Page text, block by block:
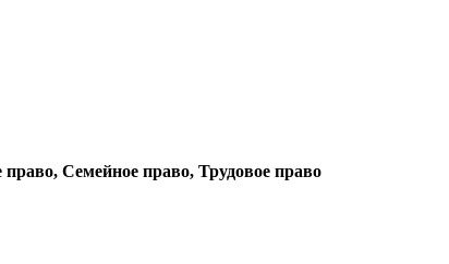
Семейное право, Трудовое право